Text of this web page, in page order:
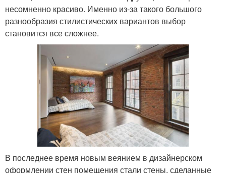
несомненно красиво. Именно из-за такого большого
разнообразия стилистических вариантов выбор
становится все сложнее.
В последнее время новым веянием в дизайнерском
оформлении стен помещения стали стены, сделанные